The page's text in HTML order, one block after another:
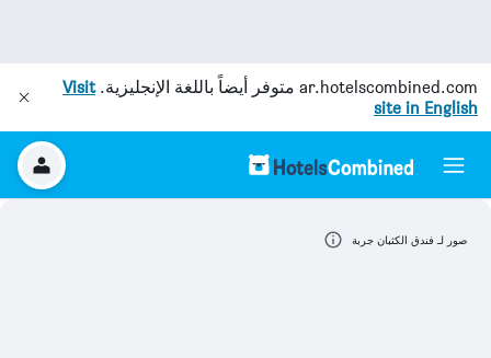
ar.hotelscombined.com متوفر أيضاً باللغة الإنجليزية.Visit
site in English
صور لـ فندق الكثبان جربة